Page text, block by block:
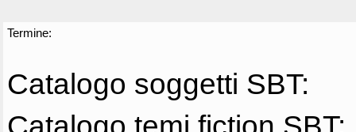
Termine:
Catalogo soggetti SBT: